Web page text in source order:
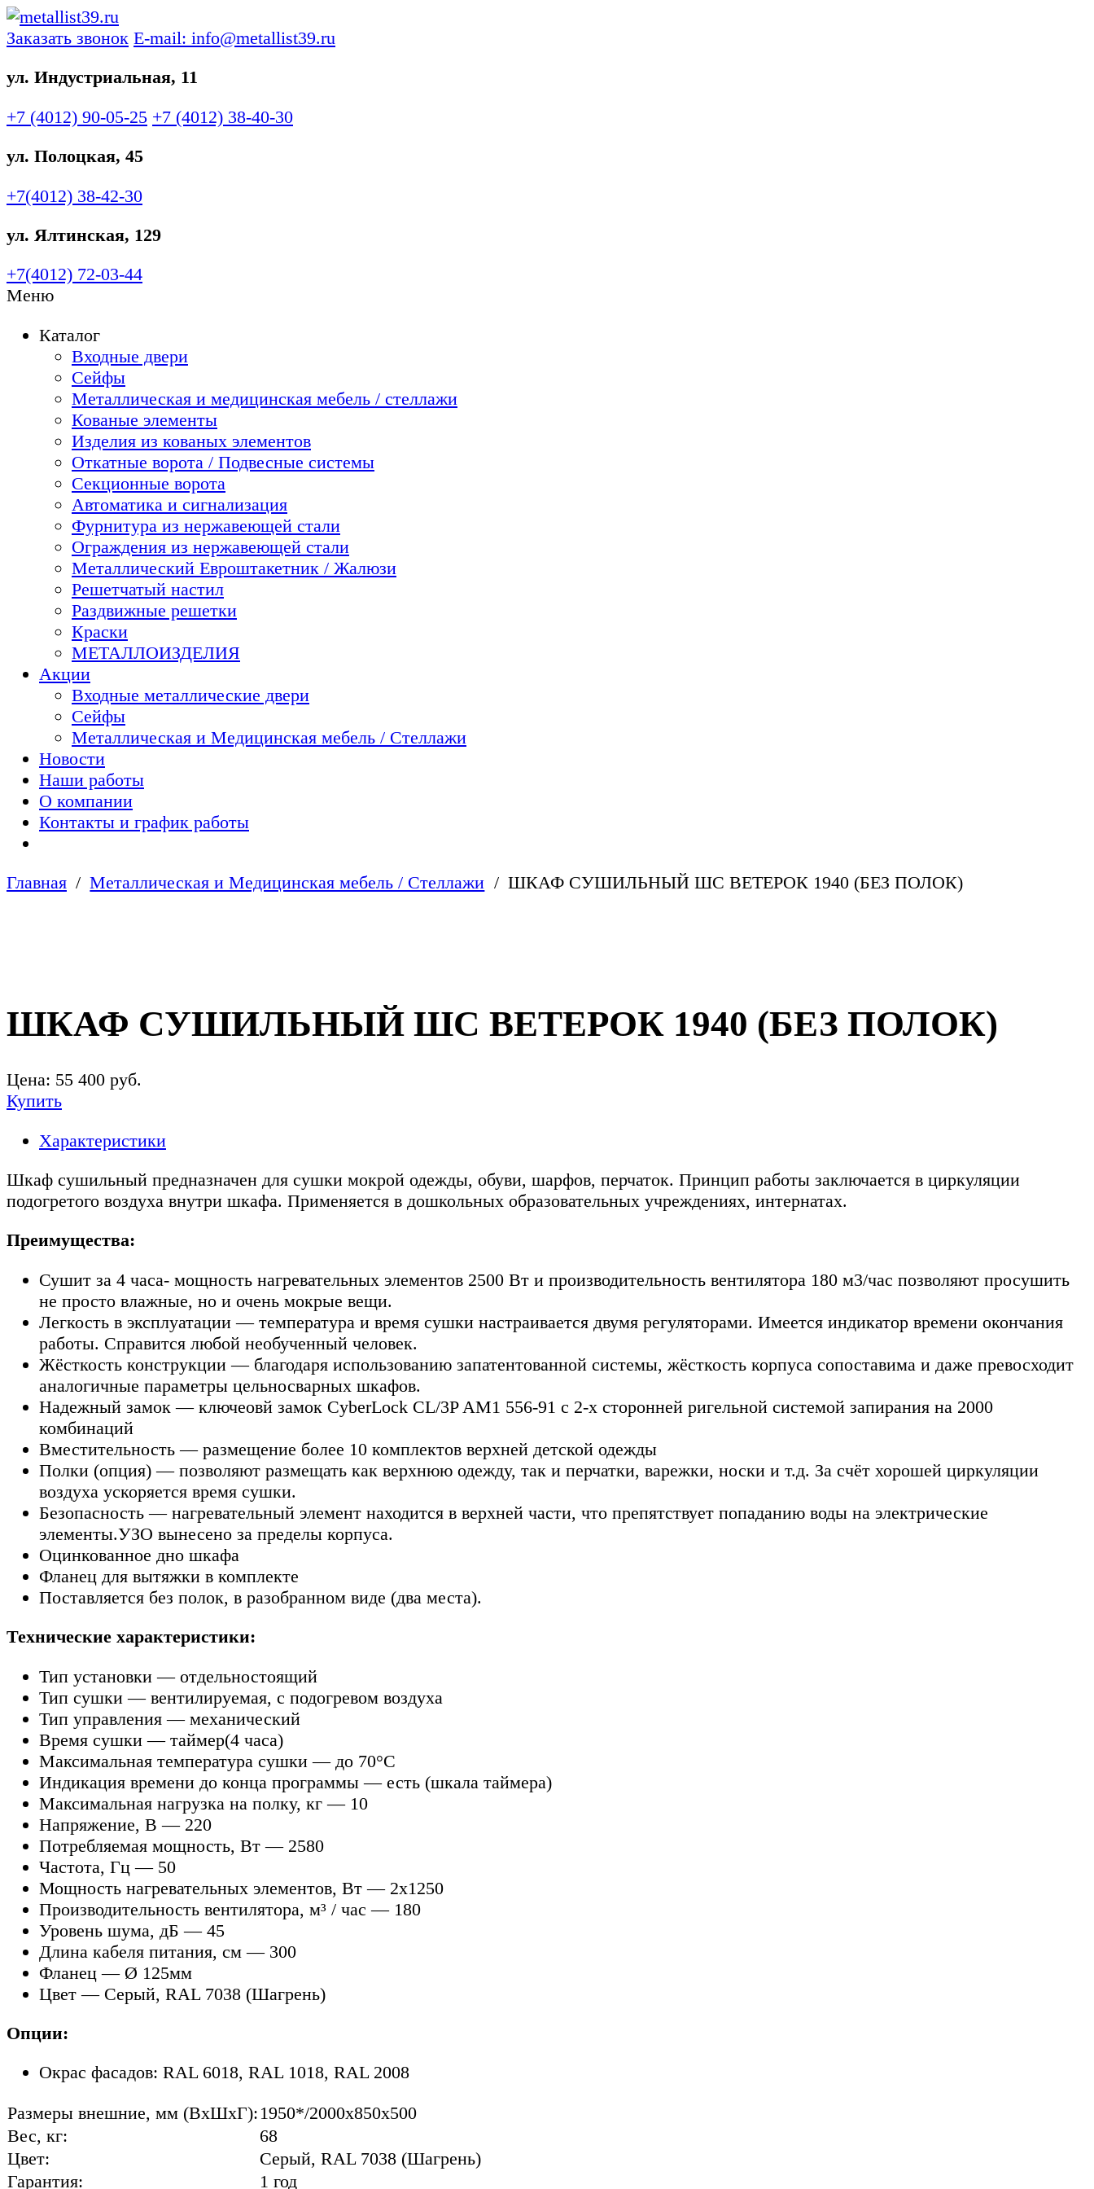
Заказать звонок E-mail: info@metallist39.ru
ул. Индустриальная, 11
+7 (4012) 90-05-25 +7 (4012) 38-40-30
ул. Полоцкая, 45
+7(4012) 38-42-30
ул. Ялтинская, 129
+7(4012) 72-03-44
Меню
Каталог
Входные двери
Сейфы
Металлическая и медицинская мебель / стеллажи
Кованые элементы
Изделия из кованых элементов
Откатные ворота / Подвесные системы
Секционные ворота
Автоматика и сигнализация
Фурнитура из нержавеющей стали
Ограждения из нержавеющей стали
Металлический Евроштакетник / Жалюзи
Решетчатый настил
Раздвижные решетки
Краски
МЕТАЛЛОИЗДЕЛИЯ
Акции
Входные металлические двери
Сейфы
Металлическая и Медицинская мебель / Стеллажи
Новости
Наши работы
О компании
Контакты и график работы
Главная Металлическая и Медицинская мебель / Стеллажи ШКАФ СУШИЛЬНЫЙ ШС ВЕТЕРОК 1940 (БЕЗ ПОЛОК)
ШКАФ СУШИЛЬНЫЙ ШС ВЕТЕРОК 1940 (БЕЗ ПОЛОК)
Цена: 55 400 руб.
Купить
Характеристики
Шкаф сушильный предназначен для сушки мокрой одежды, обуви, шарфов, перчаток. Принцип работы заключается в циркуляции
подогретого воздуха внутри шкафа. Применяется в дошкольных образовательных учреждениях, интернатах.
Преимущества:
Сушит за 4 часа- мощность нагревательных элементов 2500 Вт и производительность вентилятора 180 м3/час позволяют просушить
не просто влажные, но и очень мокрые вещи.
Легкость в эксплуатации — температура и время сушки настраивается двумя регуляторами. Имеется индикатор времени окончания
работы. Справится любой необученный человек.
Жёсткость конструкции — благодаря использованию запатентованной системы, жёсткость корпуса сопоставима и даже превосходит
аналогичные параметры цельносварных шкафов.
Надежный замок — ключеовй замок CyberLock CL/3P AM1 556-91 с 2-х сторонней ригельной системой запирания на 2000
комбинаций
Вместительность — размещение более 10 комплектов верхней детской одежды
Полки (опция) — позволяют размещать как верхнюю одежду, так и перчатки, варежки, носки и т.д. За счёт хорошей циркуляции
воздуха ускоряется время сушки.
Безопасность — нагревательный элемент находится в верхней части, что препятствует попаданию воды на электрические
элементы.УЗО вынесено за пределы корпуса.
Оцинкованное дно шкафа
Фланец для вытяжки в комплекте
Поставляется без полок, в разобранном виде (два места).
Технические характеристики:
Тип установки — отдельностоящий
Тип сушки — вентилируемая, с подогревом воздуха
Тип управления — механический
Время сушки — таймер(4 часа)
Максимальная температура сушки — до 70°С
Индикация времени до конца программы — есть (шкала таймера)
Максимальная нагрузка на полку, кг — 10
Напряжение, В — 220
Потребляемая мощность, Вт — 2580
Частота, Гц — 50
Мощность нагревательных элементов, Вт — 2х1250
Производительность вентилятора, м³ / час — 180
Уровень шума, дБ — 45
Длина кабеля питания, см — 300
Фланец — Ø 125мм
Цвет — Серый, RAL 7038 (Шагрень)
Опции:
Окрас фасадов: RAL 6018, RAL 1018, RAL 2008
Размеры внешние, мм (ВхШхГ): 1950*/2000x850x500
Вес, кг:
68
Цвет:
Серый, RAL 7038 (Шагрень)
Гарантия:
1 год